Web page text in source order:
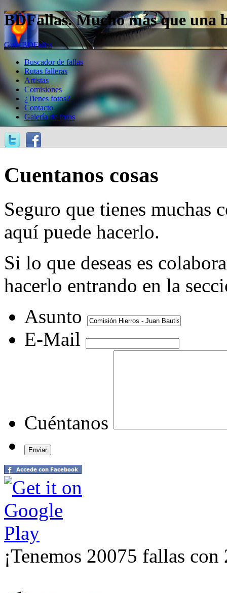
BDFallas. Mucho más que una
Guía BDFallas
Buscador de fallas
Rutas falleras
Artistas
Comisiones
¿Tienes fotos?
Contacto
Galería de fotos
Cuentanos cosas
Seguro que tienes muchas
aquí puede hacerlo.
Si lo que deseas es
hacerlo entrando en la
Asunto
E-Mail
Cuéntanos
¡Tenemos 20075 fallas